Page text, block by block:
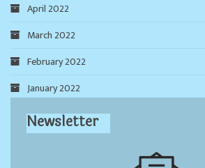
April 2022
March 2022
February 2022
January 2022
Newsletter